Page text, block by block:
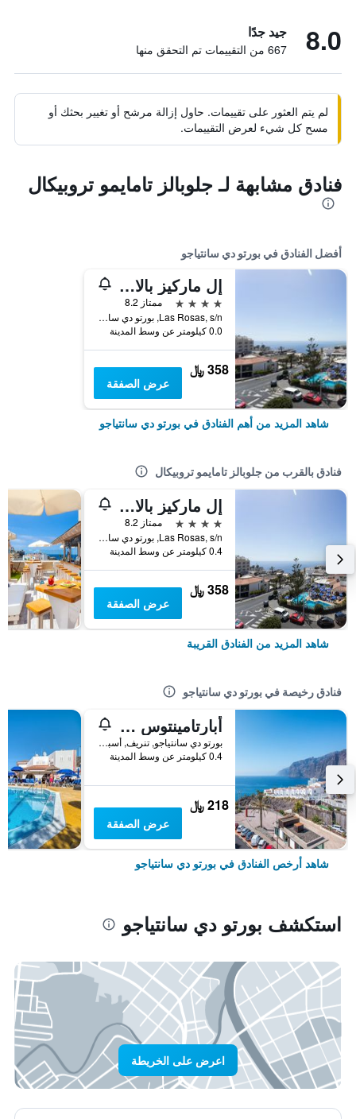
8.0 جيد جدًا
667 من التقييمات تم التحقق منها
لم يتم العثور على تقييمات. حاول إزالة مرشح أو تغيير بحثك أو
مسح كل شيء لعرض التقييمات.
فنادق مشابهة لـ جلوبالز تامايمو تروبيكال
أفضل الفنادق في بورتو دي سانتياجو
إل ماركيز بالاس باي إنتركورب هوتل جروب
4 نجوم
ممتاز 8.2
Las Rosas, s/n, بورتو دي سانتياجو, تنريف, أسبانيا
0.0 كيلومتر عن وسط المدينة
358 ﷼
عرض الصفقة
شاهد المزيد من أهم الفنادق في بورتو دي سانتياجو
فنادق بالقرب من جلوبالز تامايمو تروبيكال
إل ماركيز بالاس باي إنتركورب هوتل جروب
4 نجوم
ممتاز 8.2
Las Rosas, s/n, بورتو دي سانتياجو, تنريف, أسبانيا
0.4 كيلومتر عن وسط المدينة
358 ﷼
عرض الصفقة
شاهد المزيد من الفنادق القريبة
فنادق رخيصة في بورتو دي سانتياجو
أبارتامينتوس فيجيليا بارك
بورتو دي سانتياجو, تنريف, أسبانيا
0.4 كيلومتر عن وسط المدينة
218 ﷼
عرض الصفقة
شاهد أرخص الفنادق في بورتو دي سانتياجو
استكشف بورتو دي سانتياجو
اعرض على الخريطة